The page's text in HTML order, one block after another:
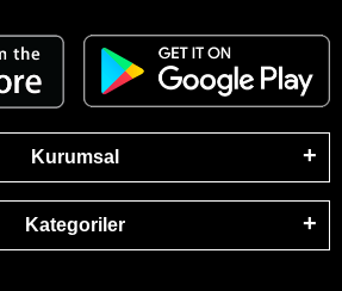
Kurumsal
Kategoriler